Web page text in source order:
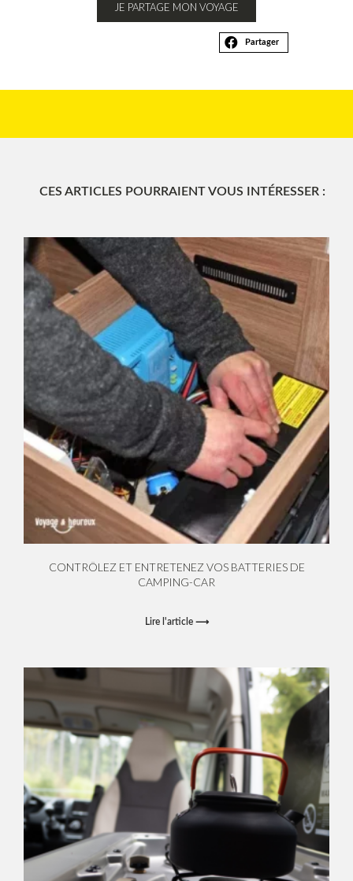
JE PARTAGE MON VOYAGE
Partager
CES ARTICLES POURRAIENT VOUS INTÉRESSER :
CONTRÔLEZ ET ENTRETENEZ VOS BATTERIES DE
CAMPING-CAR
Lire l'article ⟶